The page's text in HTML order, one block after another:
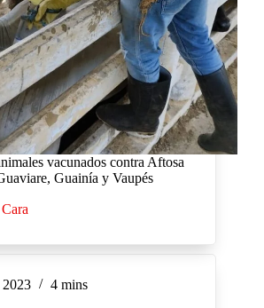
vacunados contra Aftosa
Guainía y Vaupés
4 mins